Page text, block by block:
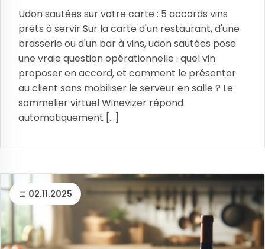
Udon sautées sur votre carte : 5 accords vins
prêts à servir Sur la carte d'un restaurant, d'une
brasserie ou d'un bar à vins, udon sautées pose
une vraie question opérationnelle : quel vin
proposer en accord, et comment le présenter
au client sans mobiliser le serveur en salle ? Le
sommelier virtuel Winevizer répond
automatiquement [...]
02.11.2025